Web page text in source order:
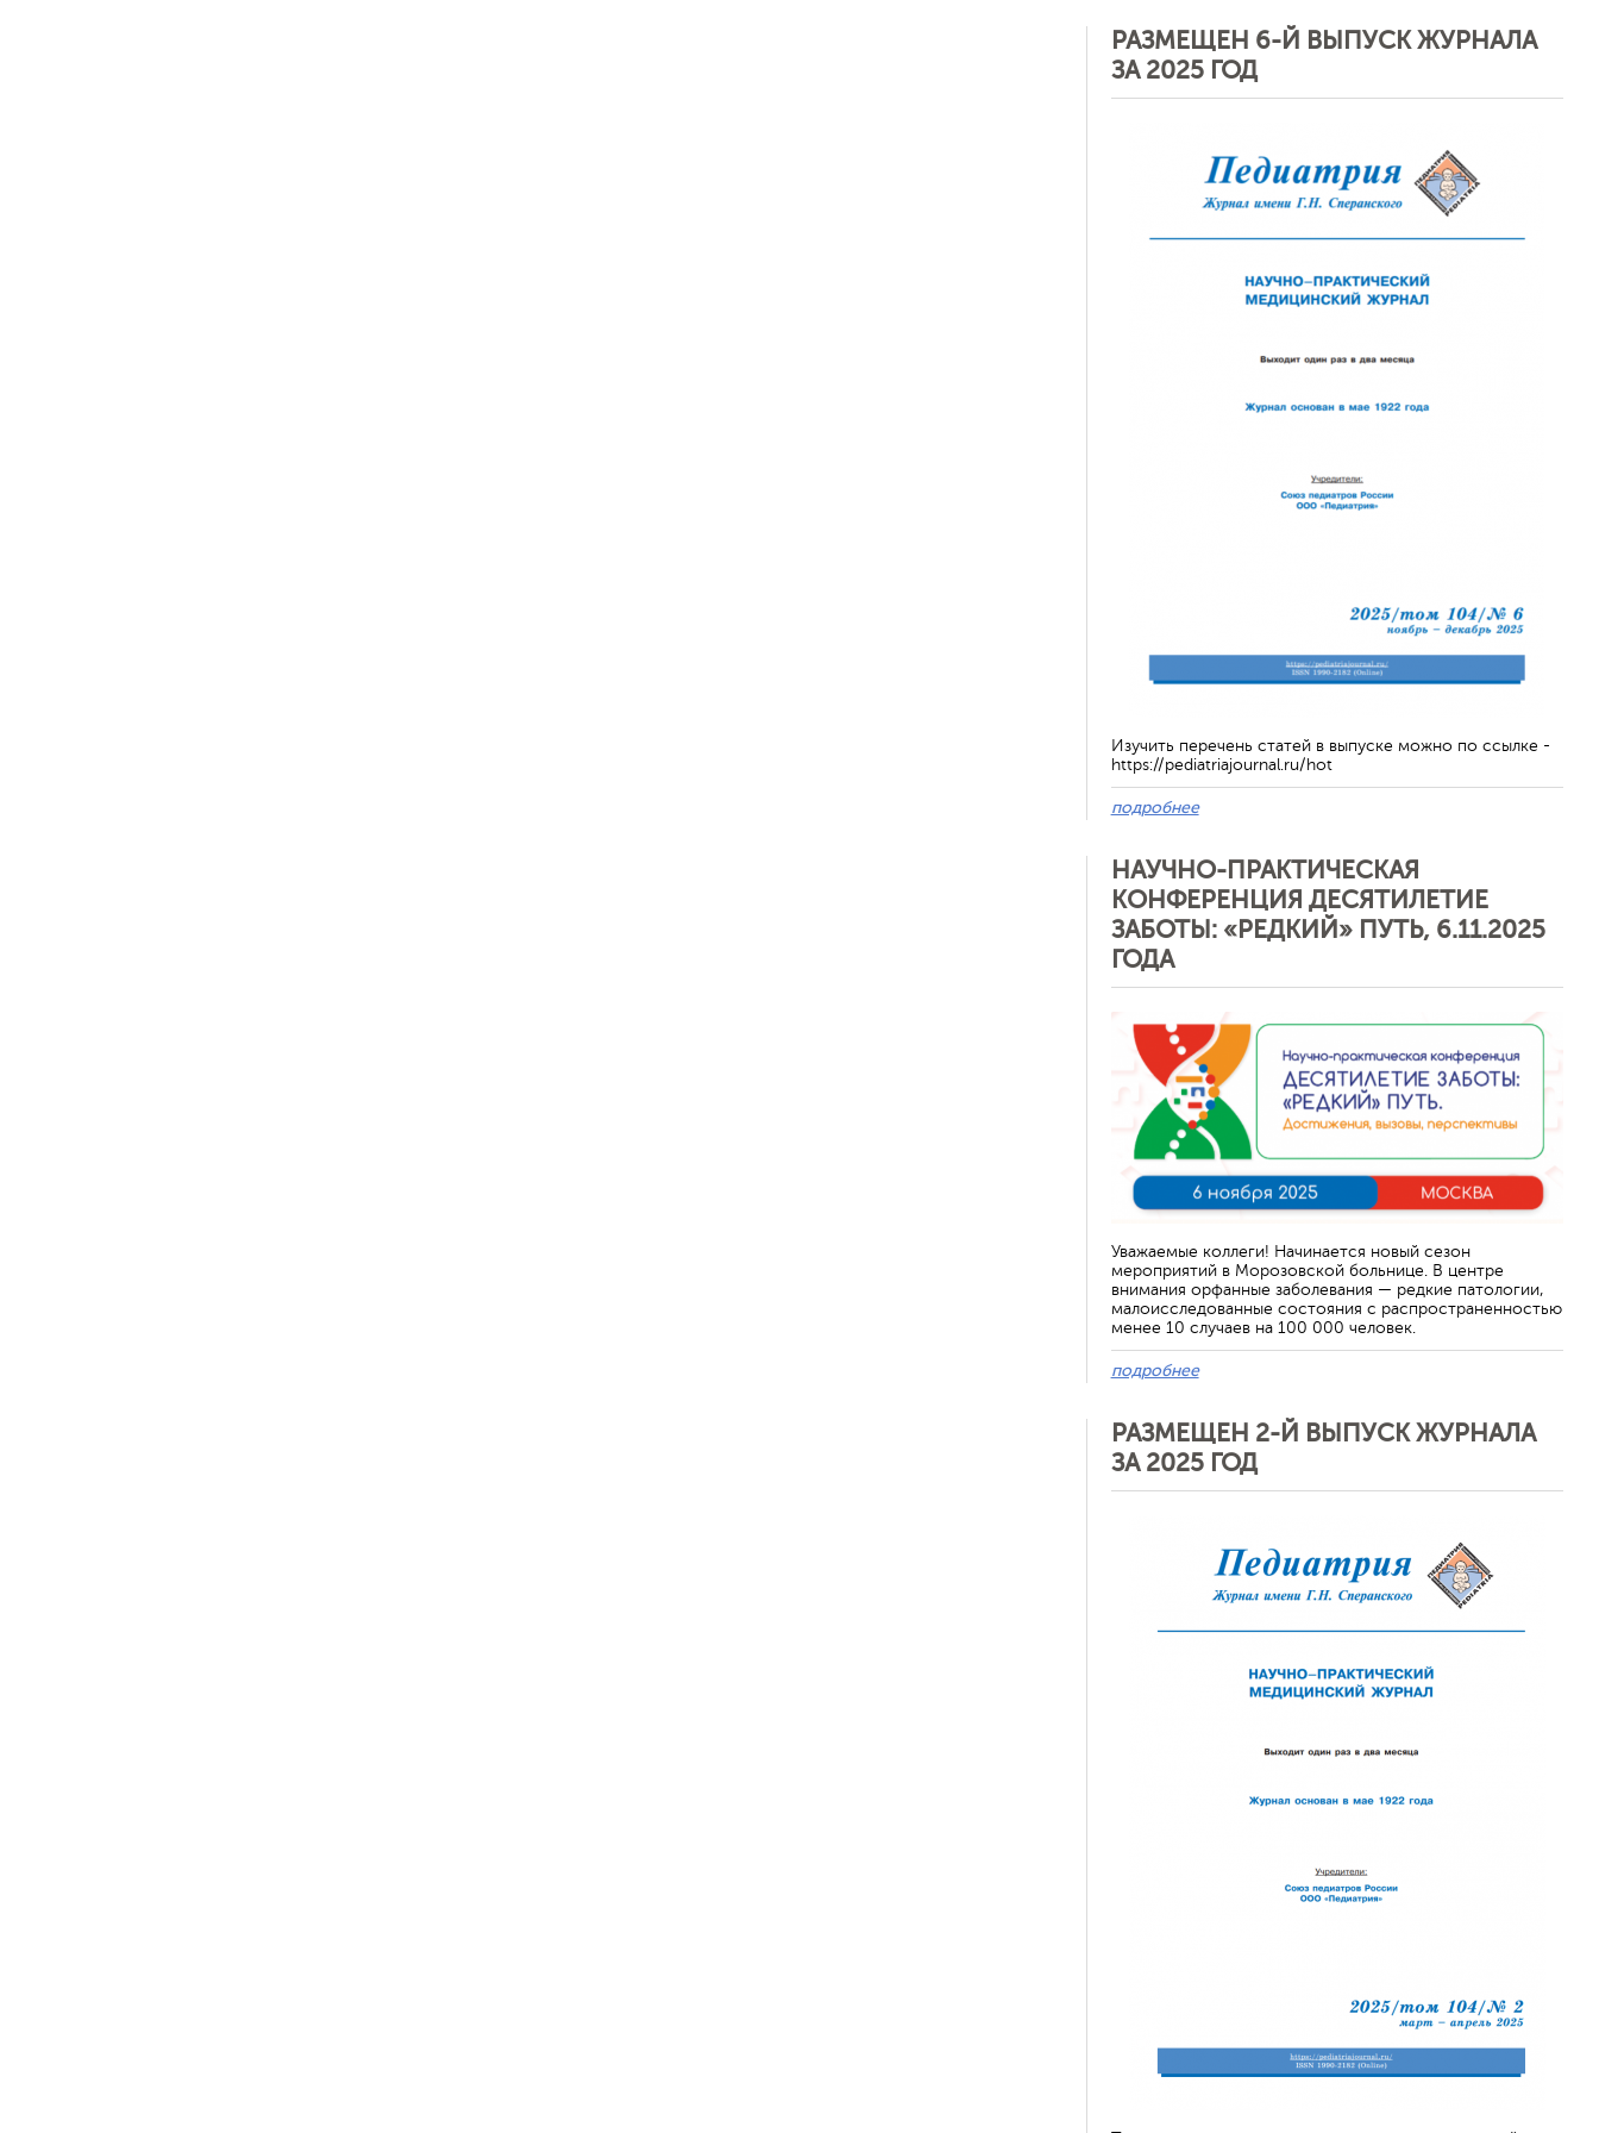
РАЗМЕЩЕН 6-Й ВЫПУСК ЖУРНАЛА
ЗА 2025 ГОД
Изучить перечень статей в выпуске можно по ссылке -
https://pediatriajournal.ru/hot
подробнее
НАУЧНО-ПРАКТИЧЕСКАЯ
КОНФЕРЕНЦИЯ ДЕСЯТИЛЕТИЕ
ЗАБОТЫ: «РЕДКИЙ» ПУТЬ, 6.11.2025
ГОДА
Уважаемые коллеги! Начинается новый сезон
мероприятий в Морозовской больнице. В центре
внимания орфанные заболевания — редкие патологии,
малоисследованные состояния с распространенностью
менее 10 случаев на 100 000 человек.
подробнее
РАЗМЕЩЕН 2-Й ВЫПУСК ЖУРНАЛА
ЗА 2025 ГОД
Отменить